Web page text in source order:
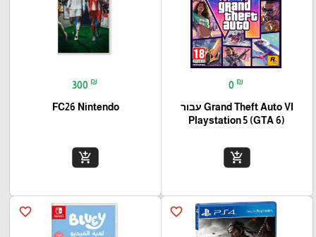
0 ₪
Grand Theft Auto VI עבור
(Playstation 5 (GTA 6
add_shopping_cart
300 ₪
FC26 Nintendo
add_shopping_cart
favorite_border
favorite_border